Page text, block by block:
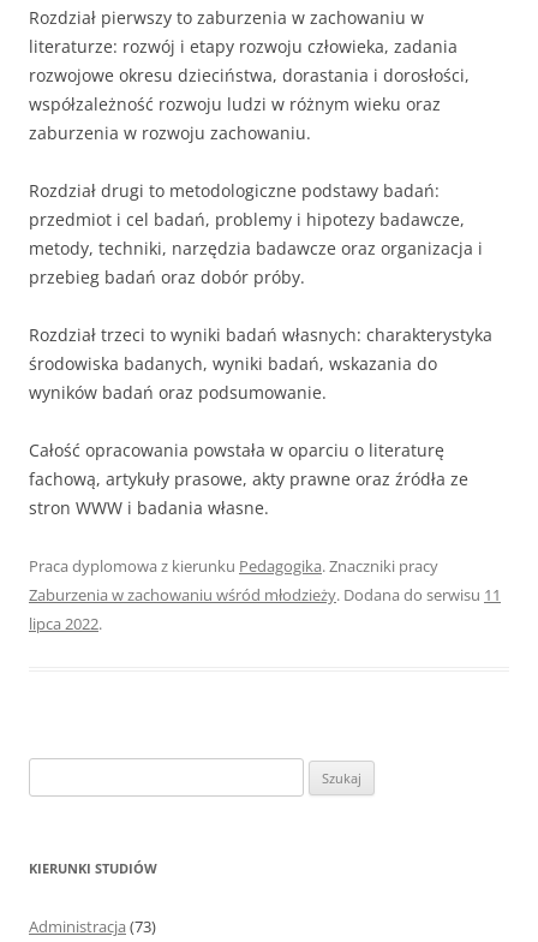
Rozdział pierwszy to zaburzenia w zachowaniu w
literaturze: rozwój i etapy rozwoju człowieka, zadania
rozwojowe okresu dzieciństwa, dorastania i dorosłości,
współzależność rozwoju ludzi w różnym wieku oraz
zaburzenia w rozwoju zachowaniu.
Rozdział drugi to metodologiczne podstawy badań:
przedmiot i cel badań, problemy i hipotezy badawcze,
metody, techniki, narzędzia badawcze oraz organizacja i
przebieg badań oraz dobór próby.
Rozdział trzeci to wyniki badań własnych: charakterystyka
środowiska badanych, wyniki badań, wskazania do
wyników badań oraz podsumowanie.
Całość opracowania powstała w oparciu o literaturę
fachową, artykuły prasowe, akty prawne oraz źródła ze
stron WWW i badania własne.
Praca dyplomowa z kierunku Pedagogika. Znaczniki pracy
Zaburzenia w zachowaniu wśród młodzieży. Dodana do serwisu 11
lipca 2022.
z
KIERUNKI STUDIÓW
Administracja (73)